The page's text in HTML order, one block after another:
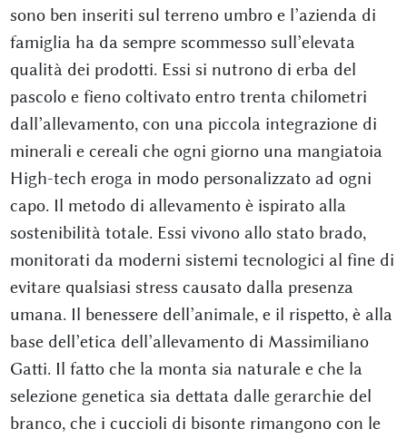
sono ben inseriti sul terreno umbro e l’azienda di
famiglia ha da sempre scommesso sull’elevata
qualità dei prodotti. Essi si nutrono di erba del
pascolo e fieno coltivato entro trenta chilometri
dall’allevamento, con una piccola integrazione di
minerali e cereali che ogni giorno una mangiatoia
High-tech eroga in modo personalizzato ad ogni
capo. Il metodo di allevamento è ispirato alla
sostenibilità totale. Essi vivono allo stato brado,
monitorati da moderni sistemi tecnologici al fine di
evitare qualsiasi stress causato dalla presenza
umana. Il benessere dell’animale, e il rispetto, è alla
base dell’etica dell’allevamento di Massimiliano
Gatti. Il fatto che la monta sia naturale e che la
selezione genetica sia dettata dalle gerarchie del
branco, che i cuccioli di bisonte rimangono con le